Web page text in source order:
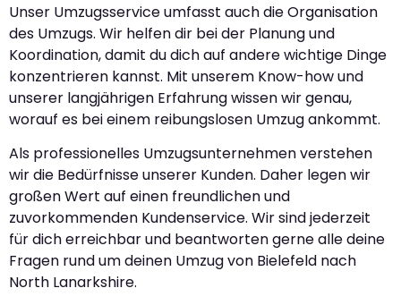
Unser Umzugsservice umfasst auch die Organisation
des Umzugs. Wir helfen dir bei der Planung und
Koordination, damit du dich auf andere wichtige Dinge
konzentrieren kannst. Mit unserem Know-how und
unserer langjährigen Erfahrung wissen wir genau,
worauf es bei einem reibungslosen Umzug ankommt.
Als professionelles Umzugsunternehmen verstehen
wir die Bedürfnisse unserer Kunden. Daher legen wir
großen Wert auf einen freundlichen und
zuvorkommenden Kundenservice. Wir sind jederzeit
für dich erreichbar und beantworten gerne alle deine
Fragen rund um deinen Umzug von Bielefeld nach
North Lanarkshire.